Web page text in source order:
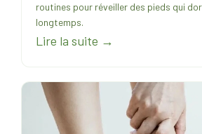
routines pour réveiller des pieds qui
longtemps.
Lire la suite →